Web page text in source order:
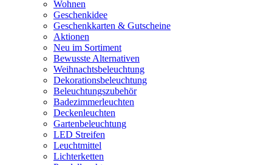
Wohnen
Geschenkidee
Geschenkkarten & Gutscheine
Aktionen
Neu im Sortiment
Bewusste Alternativen
Weihnachtsbeleuchtung
Dekorationsbeleuchtung
Beleuchtungszubehör
Badezimmerleuchten
Deckenleuchten
Gartenbeleuchtung
LED Streifen
Leuchtmittel
Lichterketten